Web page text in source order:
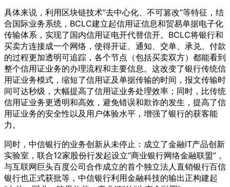
具体来说，利用区块链技术“去中心化、不可篡改”等特征，结
合国际业务系统，BCLC建立起信用证信息和贸易单据电子化
传输体系，实现了国内信用证电开代替信开。BCLC将银行和
买卖方连接成一个网络，使得开证、通知、交单、承兑、付款
的过程更加透明可追踪，各个节点（包括买卖双方）都能看到
整个信用证业务的办理流程和主要信息。这改变了银行传统信
用证业务模式，缩短了信用证及单据传输的时间，报文传输时
间可达秒级，大幅提高了信用证业务处理效率；同时，比传统
信用证业务更透明和高效，避免错误和欺诈的发生，提高了信
用证业务的安全性以及用户体验水平，增强了银行的获客能
力。
同时，中信银行的业务创新从未停止：成立了金融IT产品创新
实验室，联合12家股份行发起设立“商业银行网络金融联盟”，
与互联网巨头百度公司合作成立的首个独立法人直销银行百信
银行也正式获批等，中信银行利用金融科技的输出正构建起